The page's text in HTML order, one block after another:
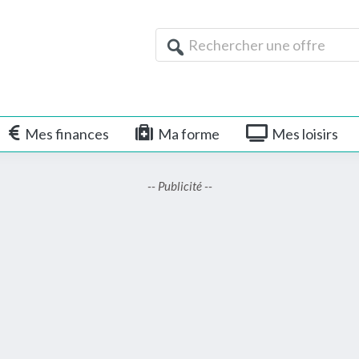
Rechercher
une
Mes finances Ma forme Mes loisirs
-- Publicité --